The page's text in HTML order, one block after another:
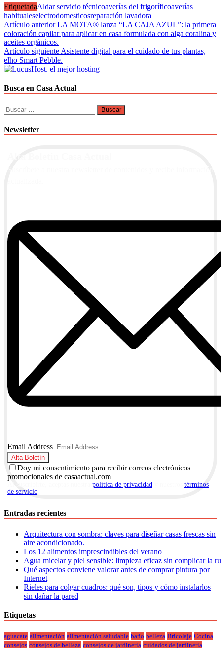
EtiquetadaAldar servicio técnicoaverías del frigoríficoaverías
habitualeselectrodomesticosreparación lavadora
Navegación
de
entradas
Artículo anterior LA MOTA® lanza “LA CAJA AZUL”: la primera
coloración capilar para aplicar en casa formulada con alga coralina y
aceites orgánicos.
Artículo siguiente Asistente digital para el cuidado de tus plantas,
elho Smart Pebble.
Busca en Casa Actual
Buscar:
Newsletter
Email Address
Doy mi consentimiento para recibir correos electrónicos
promocionales de casaactual.com
política de privacidad
términos
de servicio
Entradas recientes
Arquitectura con sombra: claves para diseñar casas frescas sin
aire acondicionado.
Los 12 alimentos imprescindibles del verano
Agua micelar y piel sensible: limpieza eficaz sin complicar la
Qué aspectos conviene valorar antes de comprar pintura por
Internet
Rieles para colgar cuadros: qué son, tipos y cómo instalarlos
sin dañar la pared
Etiquetas
aguacate alimentación alimentación saludable baño belleza Bricolaje Cocina
consejos consejos de belleza consejos de jardineria cuidados de jardineria